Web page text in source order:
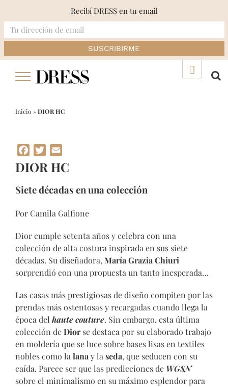
Inicio »DIOR HC
Facebook
Twitter
DIOR HC
Siete décadas en una colección
Por Camila Galfione
Dior cumple setenta años y celebra con una
colección de alta costura inspirada en sus siete
décadas. Su diseñadora, María Grazia Chiuri
sorprendió con una propuesta un tanto inesperada…
Las casas más prestigiosas de diseño compiten por las
prendas más ostentosas y recargadas cuando llega la
época del haute couture. Sin embargo, esta última
colección deDiorse destaca por su elaborado trabajo
en moldería que se luce sobre bases lisas en textiles
nobles como la lana y la seda, que seducen con su
caída. Parece ser que las predicciones de WGSN
sobre el minimalismo en su máximo esplendor para
Recibí DRESS en tu email